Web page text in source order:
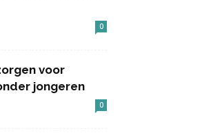
0
voor
jongeren
0